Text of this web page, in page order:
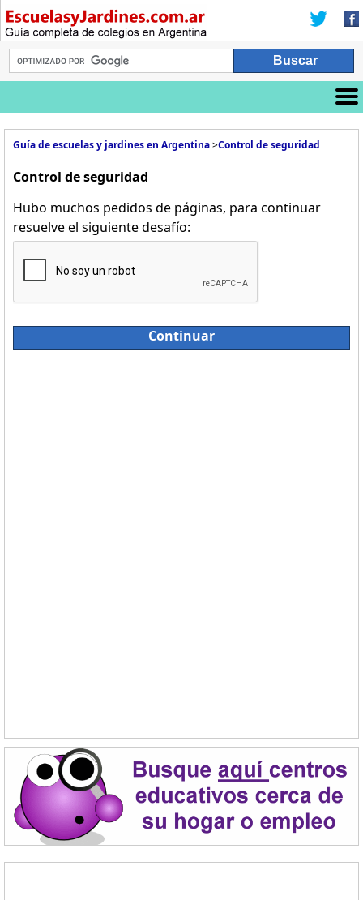
Guía de escuelas y jardines en Argentina>Control de seguridad
Control de seguridad
Hubo muchos pedidos de páginas, para continuar
resuelve el siguiente desafío:
Continuar